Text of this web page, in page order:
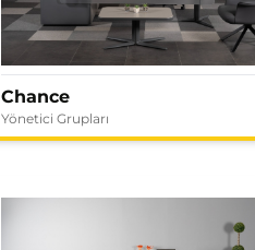
Chance
Yönetici Grupları